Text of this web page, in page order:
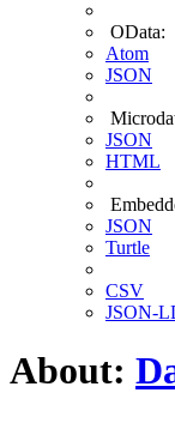
OData:
Atom
JSON
JSON
HTML
JSON
Turtle
CSV
JSON-
About: